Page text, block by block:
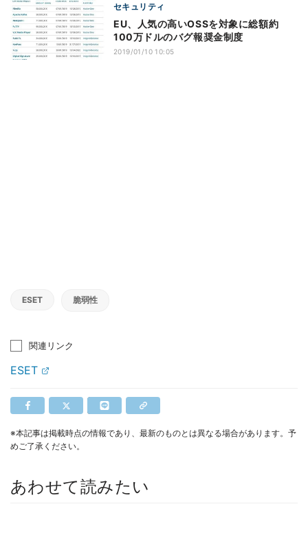
セキュリティ
EU、人気の高いOSSを対象に総額約
100万ドルのバグ報奨金制度
2019/01/10 10:05
ESET 脆弱性
関連リンク
ESET
※本記事は掲載時点の情報であり、最新のものとは異なる場合があります。予
めご了承ください。
あわせて読みたい